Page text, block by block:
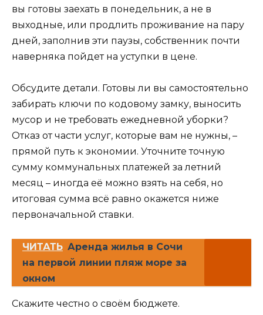
вы готовы заехать в понедельник, а не в
выходные, или продлить проживание на пару
дней, заполнив эти паузы, собственник почти
наверняка пойдет на уступки в цене.
Обсудите детали. Готовы ли вы самостоятельно
забирать ключи по кодовому замку, выносить
мусор и не требовать ежедневной уборки?
Отказ от части услуг, которые вам не нужны, –
прямой путь к экономии. Уточните точную
сумму коммунальных платежей за летний
месяц – иногда её можно взять на себя, но
итоговая сумма всё равно окажется ниже
первоначальной ставки.
ЧИТАТЬ Аренда жилья в Сочи
на первой линии пляж море за
окном
Скажите честно о своём бюджете.